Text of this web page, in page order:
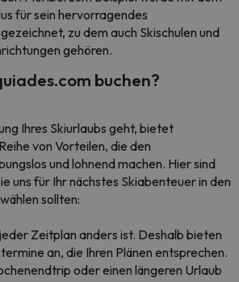
für sein hervorragendes
zu dem auch Skischulen und
gehören.
buchen?
Ihres Skiurlaubs geht, bietet
von Vorteilen, die den
und lohnend machen. Hier sind
uns für Ihr nächstes Skiabenteuer in den
sollten:
Zeitplan anders ist. Deshalb bieten
an, die Ihren Plänen entsprechen.
oder einen längeren Urlaub